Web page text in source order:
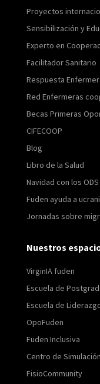
Proyectos
Sensibilización y
Experto en
Facilitador Sanitario
Respuesta
Red Enfermeras
Becas Primeras
CIFECOOP
Blog
Libro de la Salud
Navidad con los ODS
Fuden ayuda a
Jornadas sobre
Nuestros
VirginIA fuden
Escuela de
Escuela de
OpoFuden
Fuden Inclusiva
Centro de Simulación
FisioCommunity